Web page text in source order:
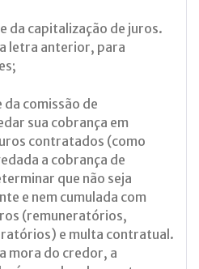
da capitalização de juros.
letra anterior, para
comissão de
sua cobrança em
contratados (como
a cobrança de
que não seja
e nem cumulada com
(remuneratórios,
e multa contratual.
mora do credor, a